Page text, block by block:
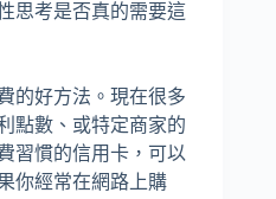
思考是否真的需要這
的好方法。現在很多
點數、或特定商家的
習慣的信用卡，可以
你經常在網路上購